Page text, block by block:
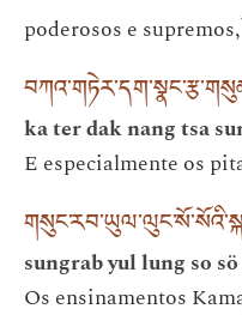
poderosos e supremos,
ka ter dak nang tsa
E especialmente os
sungrab yul lung so
Os ensinamentos